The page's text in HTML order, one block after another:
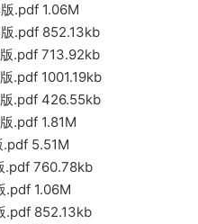
.pdf 1.06M
.pdf 852.13kb
.pdf 713.92kb
.pdf 1001.19kb
.pdf 426.55kb
.pdf 1.81M
5.51M
.pdf 760.78kb
.pdf 1.06M
.pdf 852.13kb